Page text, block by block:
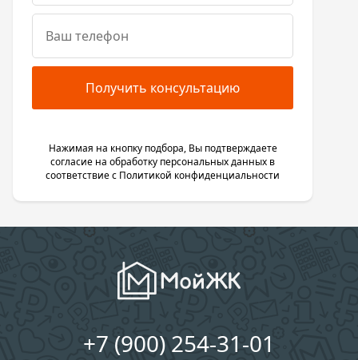
Получить консультацию
Нажимая на кнопку подбора, Вы подтверждаете
согласие на обработку персональных данных в
соответствие с Политикой конфиденциальности
+7 (900) 254-31-01